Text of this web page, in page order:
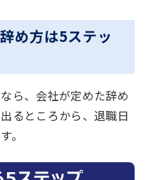
め方は5ステッ
ら、会社が定めた辞め
るところから、退職日
。